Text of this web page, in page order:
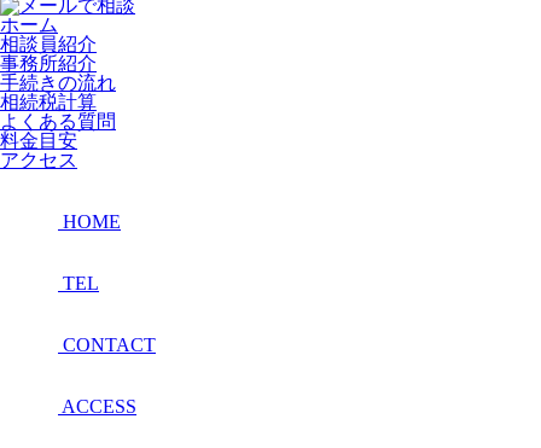
ホーム
相談員紹介
事務所紹介
手続きの流れ
相続税計算
よくある質問
料金目安
アクセス
HOME
TEL
CONTACT
ACCESS